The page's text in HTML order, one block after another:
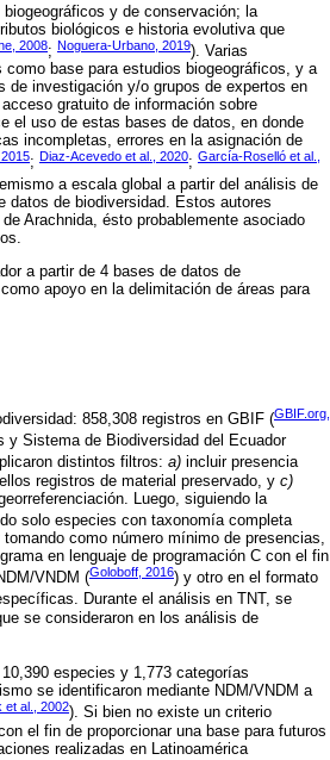
y de conservación; la
biológicos e historia evolutiva que
2008; Noguera-Urbano, 2019). Varias
base para estudios biogeográficos, y a
de investigación y/o grupos de expertos en
gratuito de información sobre
el uso de estas bases de datos, en donde
incompletas, errores en la asignación de
; Diaz-Acevedo et al., 2020; García-Roselló et al.,
a escala global a partir del análisis de
datos de biodiversidad. Estos autores
Arachnida, ésto probablemente asociado
a partir de 4 bases de datos de
apoyo en la delimitación de áreas para
858,308 registros en GBIF (GBIF.org,
y Sistema de Biodiversidad del Ecuador
distintos filtros: a) incluir presencia
registros de material preservado, y c)
Luego, siguiendo la
solo especies con taxonomía completa
como número mínimo de presencias,
en lenguaje de programación C con el fin
VNDM (Goloboff, 2016) y otro en el formato
Durante el análisis en TNT, se
se consideraron en los análisis de
especies y 1,773 categorías
se identificaron mediante NDM/VNDM a
et al., 2002). Si bien no existe un criterio
el fin de proporcionar una base para futuros
realizadas en Latinoamérica